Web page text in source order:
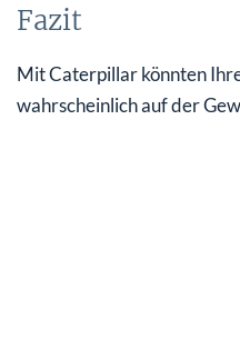
Fazit
Mit Caterpillar könnten
wahrscheinlich auf der